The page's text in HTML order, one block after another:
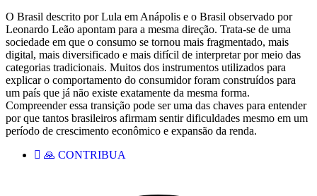
O Brasil descrito por Lula em Anápolis e o Brasil observado por
Leonardo Leão apontam para a mesma direção. Trata-se de uma
sociedade em que o consumo se tornou mais fragmentado, mais
digital, mais diversificado e mais difícil de interpretar por meio das
categorias tradicionais. Muitos dos instrumentos utilizados para
explicar o comportamento do consumidor foram construídos para
um país que já não existe exatamente da mesma forma.
Compreender essa transição pode ser uma das chaves para entender
por que tantos brasileiros afirmam sentir dificuldades mesmo em um
período de crescimento econômico e expansão da renda.
🙏 CONTRIBUA